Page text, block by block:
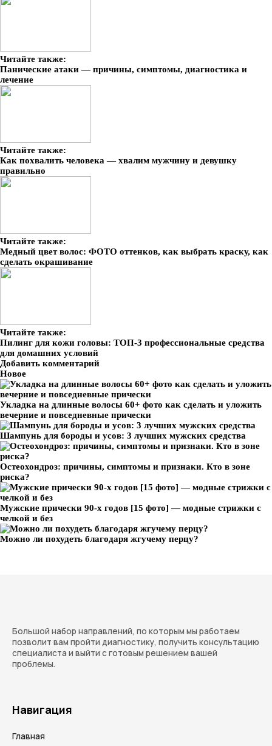
Читайте также:
Панические атаки — причины, симптомы, диагностика и
лечение
Читайте также:
Как похвалить человека — хвалим мужчину и девушку
правильно
Читайте также:
Медный цвет волос: ФОТО оттенков, как выбрать краску, как
сделать окрашивание
Читайте также:
Пилинг для кожи головы: ТОП-3 профессиональные средства
для домашних условий
Добавить комментарий
Новое
Укладка на длинные волосы 60+ фото как сделать и уложить
вечерние и повседневные прически
Шампунь для бороды и усов: 3 лучших мужских средства
Остеохондроз: причины, симптомы и признаки. Кто в зоне
риска?
Мужские прически 90-х годов [15 фото] — модные стрижки с
челкой и без
Можно ли похудеть благодаря жгучему перцу?
Большой набор направлений, по которым мы работаем
позволит вам пройти диагностику, получить консультацию
специалиста и выйти с готовым решением вашей
проблемы.
Навигация
Главная